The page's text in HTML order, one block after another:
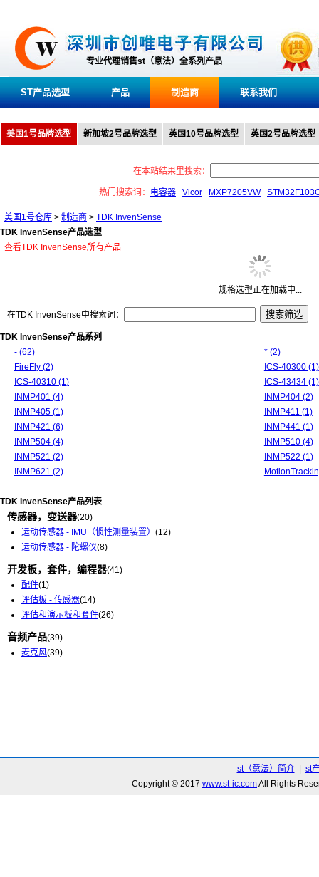
专业代理销售st（意法）全系列产品
ST产品选型 产品 制造商 联系我们
美国1号品牌选型 新加坡2号品牌选型 英国10号品牌选型 英国2号品牌选型
在本站结果里搜索：
热门搜索词： 电容器 Vicor MXP7205VW
美国1号仓库 > 制造商 > TDK InvenSense
TDK InvenSense产品选型
查看TDK InvenSense所有产品
规格选型正在加载中...
在TDK InvenSense中搜索词：
TDK InvenSense产品系列
- (62)
* (2)
FireFly (2)
ICS-40300 (1)
ICS-40310 (1)
ICS-43434 (1)
INMP401 (4)
INMP404 (2)
INMP405 (1)
INMP411 (1)
INMP421 (6)
INMP441 (1)
INMP504 (4)
INMP510 (4)
INMP521 (2)
INMP522 (1)
INMP621 (2)
TDK InvenSense产品列表
传感器，变送器(20)
运动传感器 - IMU（惯性测量装置） (12)
运动传感器 - 陀螺仪(8)
开发板，套件，编程器(41)
配件(1)
评估板 - 传感器(14)
评估和演示板和套件(26)
音频产品(39)
麦克风(39)
st（意法）简介| st
Copyright © 2017 www.st-ic.comAll Rights